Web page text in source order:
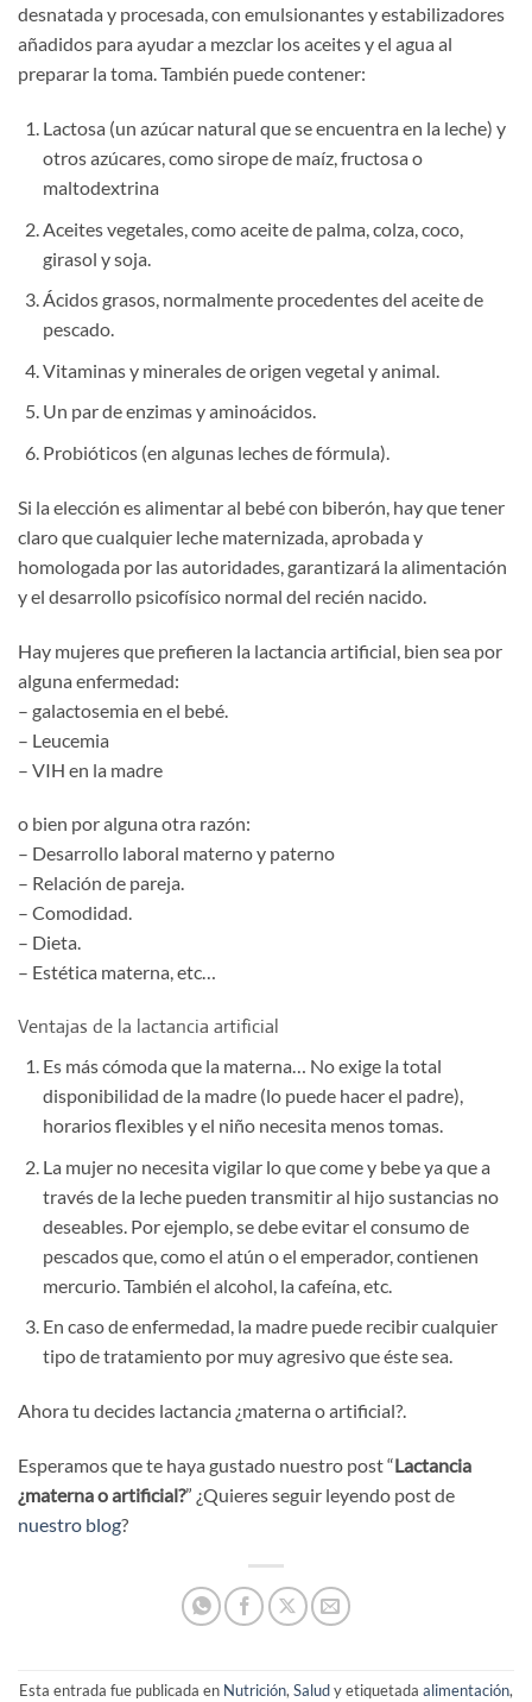
desnatada y procesada, con emulsionantes y estabilizadores
añadidos para ayudar a mezclar los aceites y el agua al
preparar la toma. También puede contener:
Lactosa (un azúcar natural que se encuentra en la leche) y
otros azúcares, como sirope de maíz, fructosa o
maltodextrina
Aceites vegetales, como aceite de palma, colza, coco,
girasol y soja.
Ácidos grasos, normalmente procedentes del aceite de
pescado.
Vitaminas y minerales de origen vegetal y animal.
Un par de enzimas y aminoácidos.
Probióticos (en algunas leches de fórmula).
Si la elección es alimentar al bebé con biberón, hay que tener
claro que cualquier leche maternizada, aprobada y
homologada por las autoridades, garantizará la alimentación
y el desarrollo psicofísico normal del recién nacido.
Hay mujeres que prefieren la lactancia artificial, bien sea por
alguna enfermedad:
– galactosemia en el bebé.
– Leucemia
– VIH en la madre
o bien por alguna otra razón:
– Desarrollo laboral materno y paterno
– Relación de pareja.
– Comodidad.
– Dieta.
– Estética materna, etc…
Ventajas de la lactancia artificial
Es más cómoda que la materna… No exige la total
disponibilidad de la madre (lo puede hacer el padre),
horarios flexibles y el niño necesita menos tomas.
La mujer no necesita vigilar lo que come y bebe ya que a
través de la leche pueden transmitir al hijo sustancias no
deseables. Por ejemplo, se debe evitar el consumo de
pescados que, como el atún o el emperador, contienen
mercurio. También el alcohol, la cafeína, etc.
En caso de enfermedad, la madre puede recibir cualquier
tipo de tratamiento por muy agresivo que éste sea.
Ahora tu decides lactancia ¿materna o artificial?.
Esperamos que te haya gustado nuestro post “Lactancia
¿materna o artificial?” ¿Quieres seguir leyendo post de
nuestro blog?
Esta entrada fue publicada en Nutrición,Saludy etiquetada alimentación,